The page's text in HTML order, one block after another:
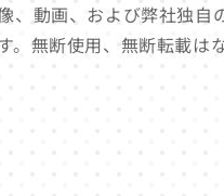
、動画、および弊社独自
。無断使用、無断転載は